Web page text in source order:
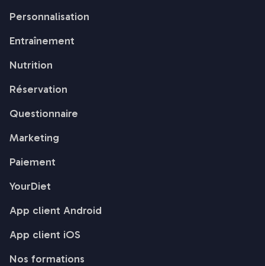
Personnalisation
Entraînement
Nutrition
Réservation
Questionnaire
Marketing
Paiement
YourDiet
App client Android
App client iOS
Nos formations